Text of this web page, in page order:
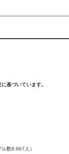
基づいています。
数9,667人）